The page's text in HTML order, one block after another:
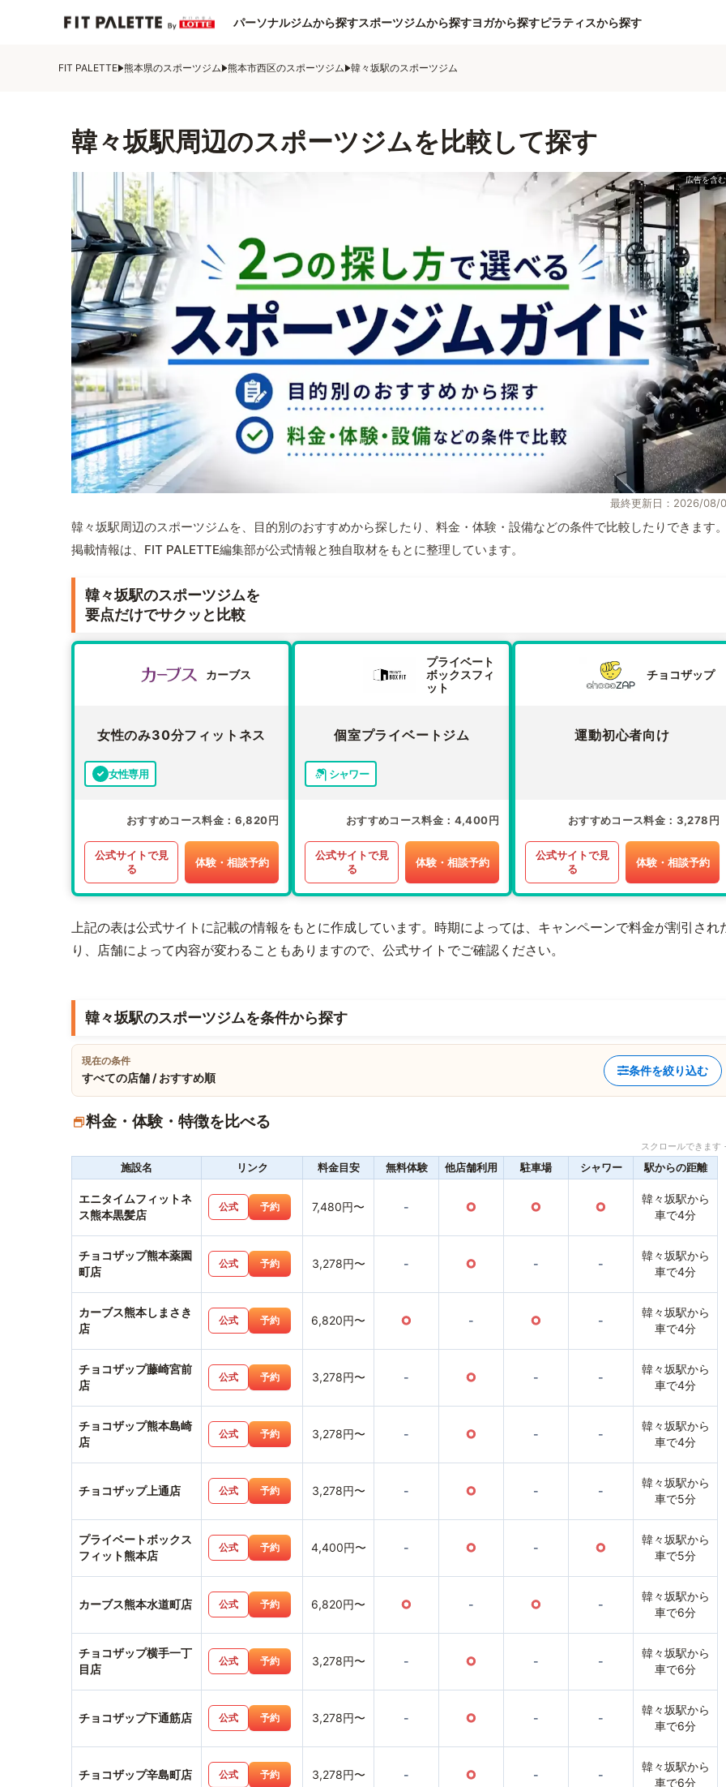
パーソナルジムから探すスポーツジムから探すヨガから探すピラティスから探す
FIT PALETTE 熊本県のスポーツジム 熊本市西区のスポーツジム 韓々坂駅のスポーツジム
韓々坂駅周辺のスポーツジムを比較して探す
最終更新日：2026/08/
韓々坂駅周辺のスポーツジムを、目的別のおすすめから探したり、料金・体験・設備などの条件で比較したりできます
掲載情報は、FIT PALETTE編集部が公式情報と独自取材をもとに整理しています。
韓々坂駅のスポーツジムを
要点だけでサクッと比較
カーブス
女性のみ30分フィットネス
女性専用
おすすめコース料金 6,820円
公式サイトで見
る
体験・相談予約
プライベート
ボックスフィ
ット
個室プライベートジム
シャワー
おすすめコース料金 4,400円
公式サイトで見
る
体験・相談予約
チョコザップ
運動初心者向け
おすすめコース料金 3,278円
公式サイトで見
る
体験・相談予約
上記の表は公式サイトに記載の情報をもとに作成しています。時期によっては、キャンペーンで料金が割引され
り、店舗によって内容が変わることもありますので、公式サイトでご確認ください。
韓々坂駅のスポーツジムを条件から探す
現在の条件
すべての店舗 / おすすめ順
条件を絞り込む
料金・体験・特徴を比べる
スクロールできま
施設名 リンク 料金目安 無料体験 他店舗利用 駐車場 シャワー 駅からの距離
エニタイムフィットネ
ス熊本黒髪店
公式 予約 7,480円〜 - ○ ○ ○
韓々坂駅から
車で4分
チョコザップ熊本薬園
町店
公式 予約 3,278円〜 - ○ - -
韓々坂駅から
車で4分
カーブス熊本しまさき
店
公式 予約 6,820円〜 ○ - ○ -
韓々坂駅から
車で4分
チョコザップ藤崎宮前
店
公式 予約 3,278円〜 - ○ - -
韓々坂駅から
車で4分
チョコザップ熊本島崎
店
公式 予約 3,278円〜 - ○ - -
韓々坂駅から
車で4分
チョコザップ上通店 公式 予約 3,278円〜 - ○ - -
韓々坂駅から
車で5分
プライベートボックス
フィット熊本店
公式 予約 4,400円〜 - ○ - ○
韓々坂駅から
車で5分
カーブス熊本水道町店 公式 予約 6,820円〜 ○ - ○ -
韓々坂駅から
車で6分
チョコザップ横手一丁
目店
公式 予約 3,278円〜 - ○ - -
韓々坂駅から
車で6分
チョコザップ下通筋店 公式 予約 3,278円〜 - ○ - -
韓々坂駅から
車で6分
チョコザップ辛島町店 公式 予約 3,278円〜 - ○ - -
韓々坂駅から
車で6分